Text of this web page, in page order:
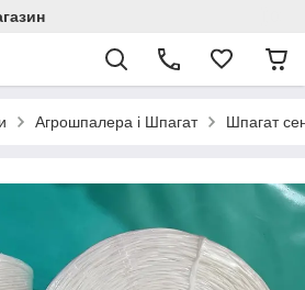
Агрошпалера і Шпагат Шпагат